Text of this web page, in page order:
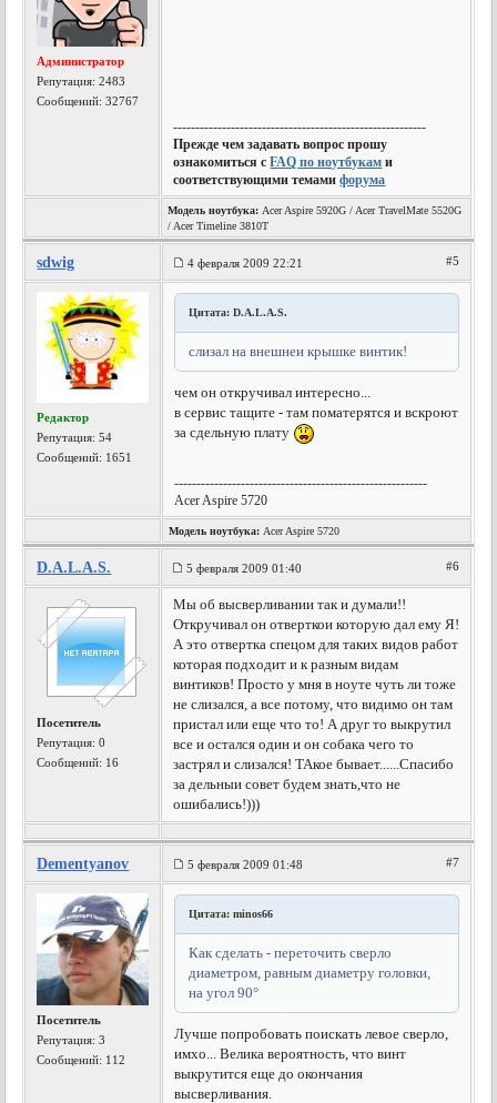
Администратор
Репутация:2483
Сообщений: 32767
---------------------------------------------------------
Прежде чем задавать вопрос прошу
ознакомиться сFAQ по ноутбукам и
соответствующими темамифорума
Модель ноутбука: Acer Aspire 5920G / Acer TravelMate 5520G
/ Acer Timeline 3810T
sdwig 4 февраля 2009 22:21 #5
Редактор
Репутация:54
Сообщений: 1651
Цитата: D.A.L.A.S.
слизал на внешнеи крышке винтик!
чем он откручивал интересно...
в сервис тащите - там поматерятся и вскроют
за сдельную плату
---------------------------------------------------------
Acer Aspire 5720
Модель ноутбука: Acer Aspire 5720
D.A.L.A.S. 5 февраля 2009 01:40 #6
Посетитель
Репутация:0
Сообщений: 16
Мы об высверливании так и думали!!
Откручивал он отверткои которую дал ему Я!
А это отвертка спецом для таких видов работ
которая подходит и к разным видам
винтиков! Просто у мня в ноуте чуть ли тоже
не слизался, а все потому, что видимо он там
пристал или еще что то! А друг то выкрутил
все и остался один и он собака чего то
застрял и слизался! ТАкое бывает......Спасибо
за дельныи совет будем знать,что не
ошибались!)))
Dementyanov 5 февраля 2009 01:48 #7
Посетитель
Репутация:3
Сообщений: 112
Цитата: minos66
Как сделать - переточить сверло
диаметром, равным диаметру головки,
на угол 90°
Лучше попробовать поискать левое сверло,
имхо... Велика вероятность, что винт
выкрутится еще до окончания
высверливания.